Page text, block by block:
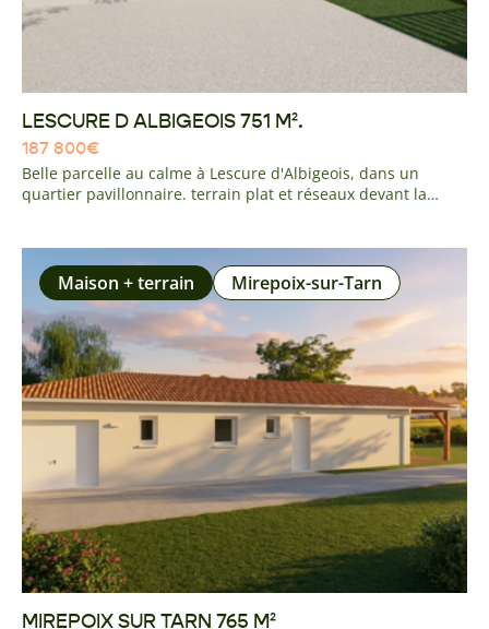
LESCURE D ALBIGEOIS 751 M².
187 800€
Belle parcelle au calme à Lescure d'Albigeois, dans un
quartier pavillonnaire. terrain plat et réseaux devant la
premiers centre commerciaux d'Albi.
Maison + terrain Mirepoix-sur-Tarn
MIREPOIX SUR TARN 765 M²